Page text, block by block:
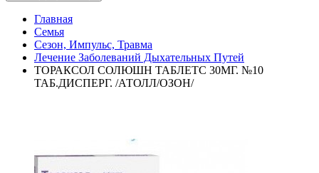
Главная
Семья
Сезон, Импульс, Травма
Лечение Заболеваний Дыхательных Путей
ТОРАКСОЛ СОЛЮШН ТАБЛЕТС 30МГ. №10
ТАБ.ДИСПЕРГ. /АТОЛЛ/ОЗОН/